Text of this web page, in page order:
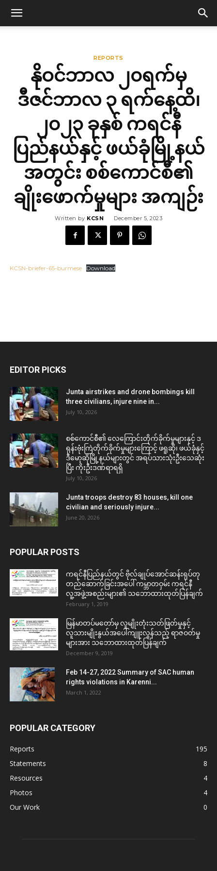
REPORTS
နိုဝင်ဘာလ ၂၀ရက်မှ
ဒီဇင်ဘာလ ၃ ရက်နေ့ထိ၊
၂၀၂၃ ခုနှစ် ကရင်နီ
ပြည်နယ်နှင့် ဖယ်ခုံမြို့နယ်
အတွင်း စစ်ကောင်စီ၏
ချိုးဖောက်မှုများ အကျဉ်း
Written by KCSN December 5, 2023
KCSN-briefer-65-burmese Download
EDITOR PICKS
Junta airstrikes and drone bombings kill
three civilians, injure nine in...
July 10, 2026
စစ်ကောင်စီ၏ လေကြောင်းတိုက်ခိုက်မှုများနှင့် ဒ
ရုန်းဗုံးကြဲတိုက်ခိုက်မှုများကြောင့် ဖရူဆို၊ ဖယ်ခုံနှင့်
ဒီမော့ဆိုမြို့နယ်များတွင် အရပ်သားသုံးဦးသေဆုံး
ပြီး ကိုးဦးဒဏ်ရာရရှိ
July 10, 2026
Junta troops destroy 83 houses, kill one
civilian and seriously injure...
June 20, 2026
POPULAR POSTS
ကရင်နီပြည်နယ်တွင် ဗိုလ်ချုပ်အောင်ဆန်းရုပ်တု
တည်ဆောက်ခြင်းအပေါ် ကမ္ဘာတဝှမ်း ကရင်နီ
လူ့အဖွဲ့အစည်းများ၏ သဘောထားထုတ်ပြန်ချက်
February 1, 2019
မြန်မာတပ်မတော်မှ လူမျိုးတုံးသတ်ဖြတ်မှုနှင့်
လူသားမျိုးနွယ်အပေါ်ကျူးလွန်သည့် ရာဇဝတ်မှု
များအား သဘောထားထုတ်ပြန်ချက်
December 9, 2019
Feb 14-27, 2022 Summary of SAC human
rights violations in Karenni...
March 1, 2022
POPULAR CATEGORY
Reports
195
Statements
8
Resources
4
Photos
4
Our Work
0